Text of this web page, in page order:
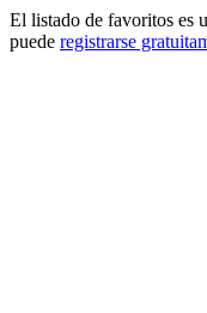
El listado de favoritos es
puede registrarse